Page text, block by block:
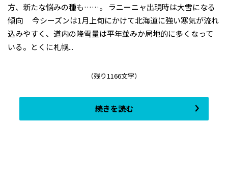
方、新たな悩みの種も……。 ラニーニャ出現時は大雪になる
傾向 今シーズンは1月上旬にかけて北海道に強い寒気が流れ
込みやすく、道内の降雪量は平年並みか局地的に多くなって
いる。とくに札幌...
（残り1166文字）
続きを読む